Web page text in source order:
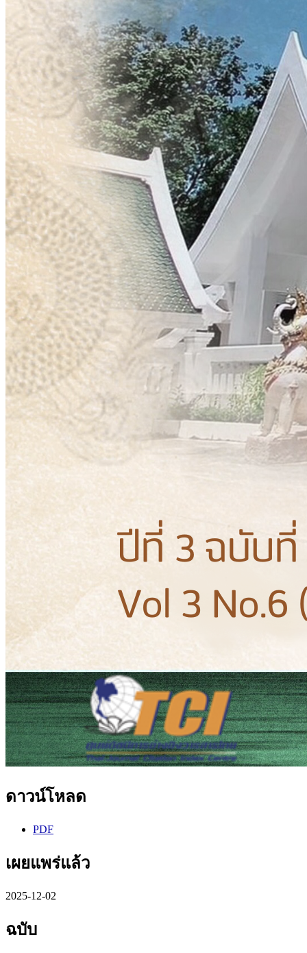
ดาวน์โหลด
PDF
เผยแพร่แล้ว
2025-12-02
ฉบับ